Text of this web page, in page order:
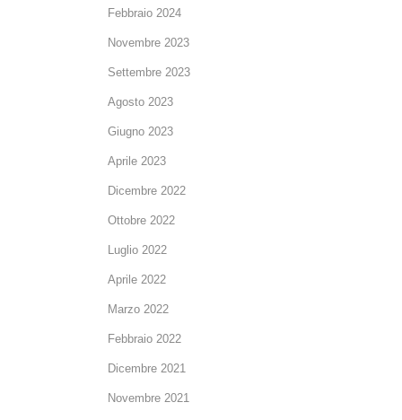
Febbraio 2024
Novembre 2023
Settembre 2023
Agosto 2023
Giugno 2023
Aprile 2023
Dicembre 2022
Ottobre 2022
Luglio 2022
Aprile 2022
Marzo 2022
Febbraio 2022
Dicembre 2021
Novembre 2021